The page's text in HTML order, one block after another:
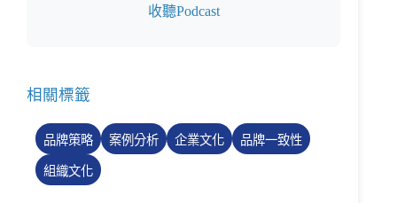
收聽Podcast
相關標籤
品牌策略 案例分析 企業文化 品牌一致性
組織文化